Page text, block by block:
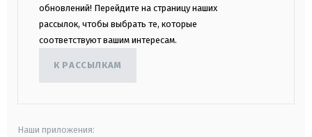
обновлений! Перейдите на страницу наших
рассылок, чтобы выбрать те, которые
соответствуют вашим интересам.
К РАССЫЛКАМ
Наши приложения: